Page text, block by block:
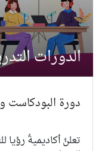
الدورات
دورة البودكاست
تعلنُ أكاديميةُ